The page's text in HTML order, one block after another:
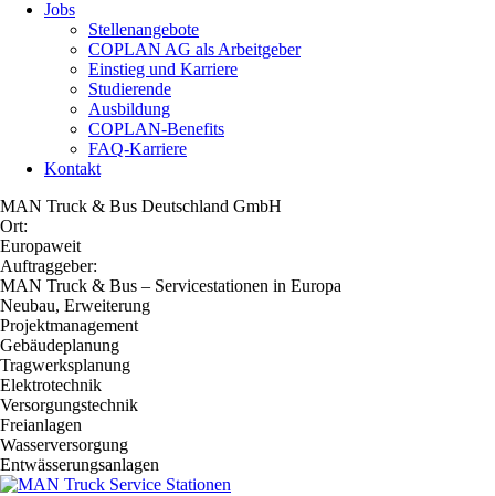
Jobs
Stellenangebote
COPLAN AG als Arbeitgeber
Einstieg und Karriere
Studierende
Ausbildung
COPLAN-Benefits
FAQ-Karriere
Kontakt
MAN Truck & Bus Deutschland GmbH
Ort:
Europaweit
Auftraggeber:
MAN Truck & Bus – Servicestationen in Europa
Neubau, Erweiterung
Projektmanagement
Gebäudeplanung
Tragwerksplanung
Elektrotechnik
Versorgungstechnik
Freianlagen
Wasserversorgung
Entwässerungsanlagen